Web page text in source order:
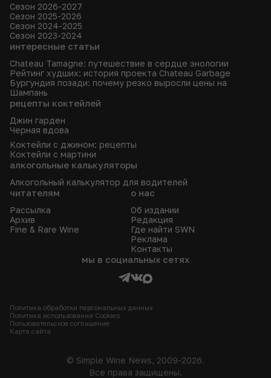
Сезон 2026-2027
Сезон 2025-2026
Сезон 2024-2025
Сезон 2023-2024
интересные статьи
Chateau Tamagne: путешествие в сердце энологии
Рейтинг худших: история проекта Chateau Garbage
Бургундия позади: почему резко выросли цены на
Шампань
рецепты коктейлей
Джин гарден
Черная вдова
Коктейли с джином: рецепты
Коктейли с мартини
алкогольные калькуляторы
Алкогольный калькулятор для водителей
читателям
Рассылка
Архив
Fine & Rare Wine
о нас
Об издании
Редакция
Где найти SWN
Реклама
Контакты
мы в социальных сетях
Политика обработки персональных данных
Политика использования Сookies
Пользовательское соглашение
Карта сайта
© Simple Wine News, 2009-2026.
Все права защищены.